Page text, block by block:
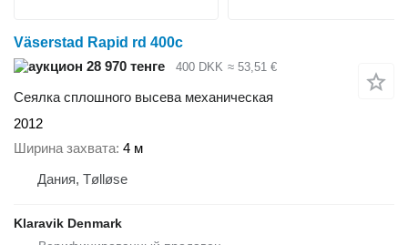
Väserstad Rapid rd 400c
28 970 тенге
400 DKK ≈ 53,51 €
Сеялка сплошного высева механическая
2012
Ширина захвата 4 м
Дания, Tølløse
Klaravik Denmark